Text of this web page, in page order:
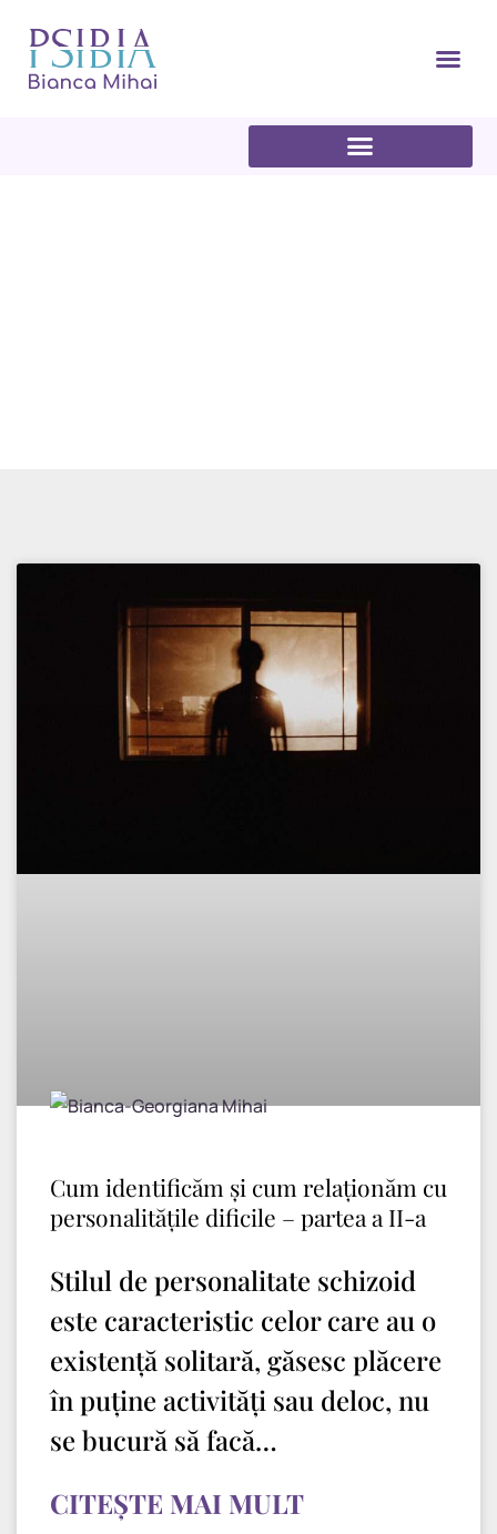
Cum identificăm și cum relaționăm cu
personalitățile dificile – partea a II-a
Stilul de personalitate schizoid
este caracteristic celor care au o
existență solitară, găsesc plăcere
în puține activități sau deloc, nu
se bucură să facă…
CITEȘTE MAI MULT